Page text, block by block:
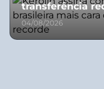
transferência
04/08/2026